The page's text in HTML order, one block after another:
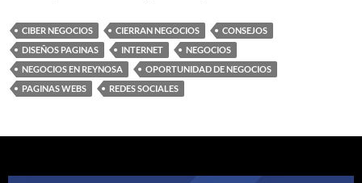
CIBER NEGOCIOS CIERRAN NEGOCIOS
CONSEJOS
DISEÑOS PAGINAS
INTERNET
NEGOCIOS
NEGOCIOS EN REYNOSA
OPORTUNIDAD DE NEGOCIOS
PAGINAS WEBS
REDES SOCIALES